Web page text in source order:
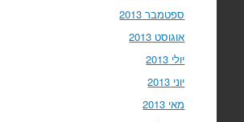
ספטמבר 2013
אוגוסט 2013
יולי 2013
יוני 2013
מאי 2013